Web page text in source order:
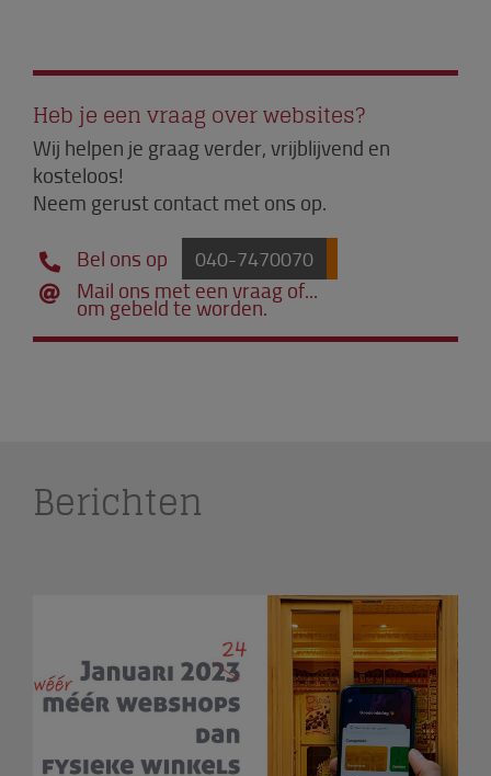
Heb je een vraag over websites?
Wij helpen je graag verder, vrijblijvend en
kosteloos!
Neem gerust contact met ons op.
Bel ons op 040-7470070
Mail ons met een vraag of...
om gebeld te worden.
Berichten